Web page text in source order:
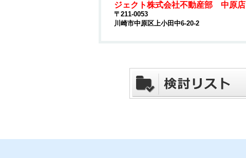
ジェクト株式会社不動産部 中原店
〒211-0053
川崎市中原区上小田中6-20-2